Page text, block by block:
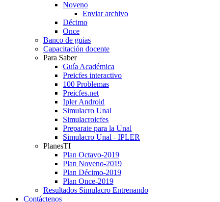
Noveno
Enviar archivo
Décimo
Once
Banco de guias
Capacitación docente
Para Saber
Guía Académica
Preicfes interactivo
100 Problemas
Preicfes.net
Ipler Android
Simulacro Unal
Simulacroicfes
Preparate para la Unal
Simulacro Unal - IPLER
PlanesTI
Plan Octavo-2019
Plan Noveno-2019
Plan Décimo-2019
Plan Once-2019
Resultados Simulacro Entrenando
Contáctenos